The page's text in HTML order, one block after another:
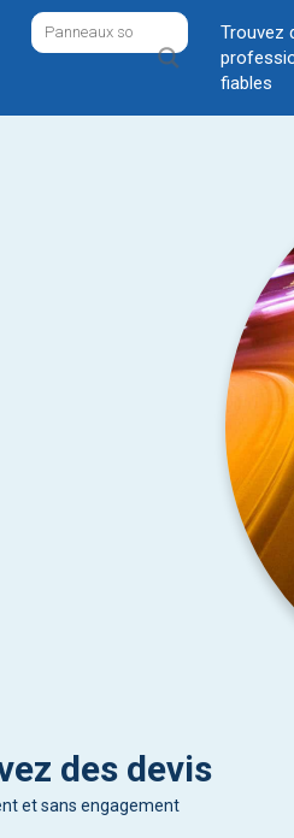
Trouvez
fiables
des devis
et sans engagement